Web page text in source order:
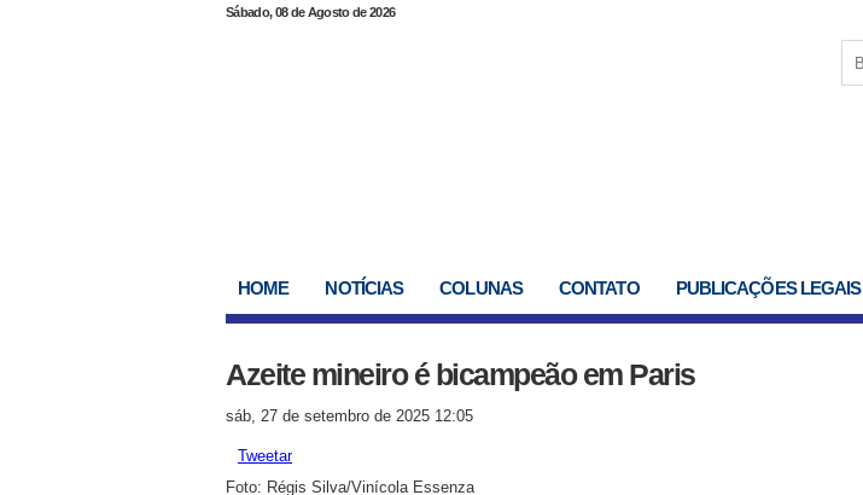
Sábado, 08 de Agosto de 2026
HOME NOTÍCIAS COLUNAS CONTATO PUBLICAÇÕES LEGAIS
Azeite mineiro é bicampeão em Paris
sáb, 27 de setembro de 2025 12:05
Tweetar
Foto: Régis Silva/Vinícola Essenza